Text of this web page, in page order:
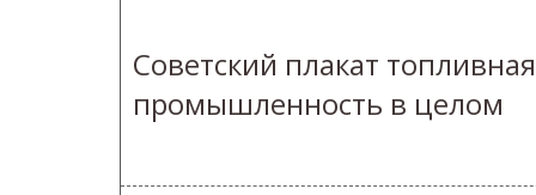
Советский плакат топливная
промышленность в целом